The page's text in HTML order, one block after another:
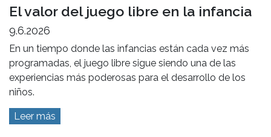
El valor del juego libre en la infancia
9.6.2026
En un tiempo donde las infancias están cada vez más
programadas, el juego libre sigue siendo una de las
experiencias más poderosas para el desarrollo de los
niños.
Leer más